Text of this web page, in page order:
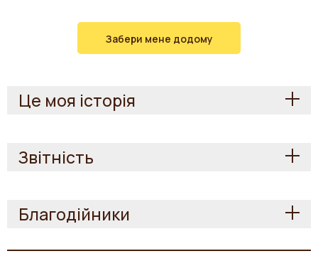
Забери мене додому
Це моя історія
Звітність
Благодійники